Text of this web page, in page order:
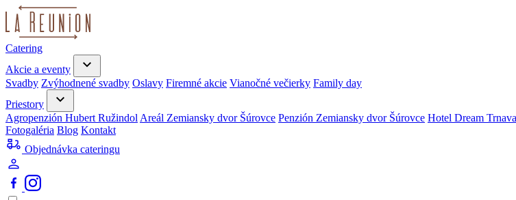
Catering
Akcie a eventy
Svadby Zvýhodnené svadby Oslavy Firemné akcie Vianočné večierky Family day
Priestory
Agropenzión Hubert Ružindol Areál Zemiansky dvor Šúrovce Penzión Zemiansky dvor Šúrovce Hotel Dream Trnava
Fotogaléria Blog Kontakt
Objednávka cateringu